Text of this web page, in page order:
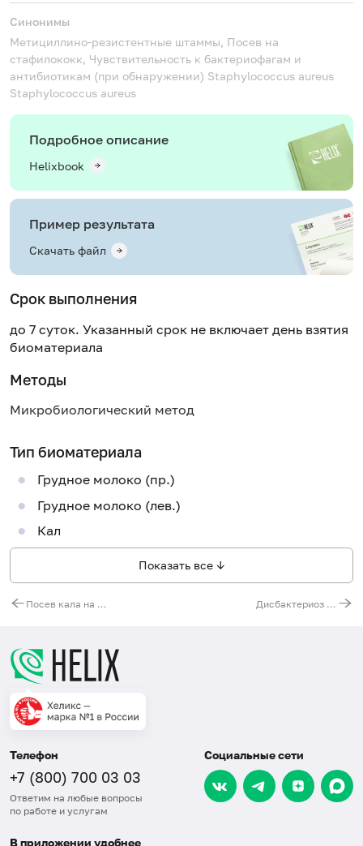
Синонимы
Метициллино-резистентные штаммы, Посев на
стафилококк, Чувствительность к бактериофагам и
антибиотикам (при обнаружении) Staphylococcus aureus
Staphylococcus aureus
Подробное описание
Helixbook
Пример результата
Скачать файл
Срок выполнения
до 7 суток. Указанный срок не включает день взятия
биоматериала
Методы
Микробиологический метод
Тип биоматериала
Грудное молоко (пр.)
Грудное молоко (лев.)
Кал
Показать все ↓
Посев кала на патогенную флору (диз. группа и тифопаратифозная группа) без определения чувствительности к антибиотикам Дисбактериоз кишечника
Телефон
+7 (800) 700 03 03
Ответим на любые вопросы
по работе и услугам
Социальные сети
В приложении удобнее